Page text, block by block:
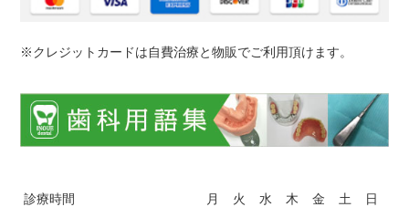
※クレジットカードは自費治療と物販でご利用頂けます。
診療時間 月 火 水 木 金 土 日